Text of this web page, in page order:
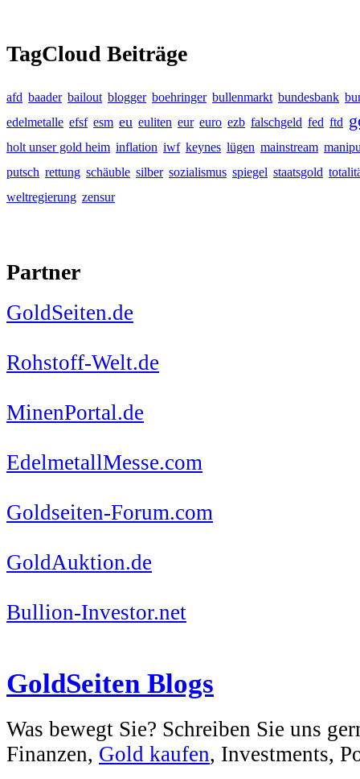
TagCloud Beiträge
afd baader bailout blogger boehringer bullenmarkt bundesbank
edelmetalle efsf esm eu euliten eur euro ezb falschgeld fed ftd
holt unser gold heim inflation iwf keynes lügen mainstream
putsch rettung schäuble silber sozialismus spiegel staatsgold
weltregierung zensur
Partner
GoldSeiten.de
Rohstoff-Welt.de
MinenPortal.de
EdelmetallMesse.com
Goldseiten-Forum.com
GoldAuktion.de
Bullion-Investor.net
GoldSeiten Blogs
Was bewegt Sie? Schreiben Sie uns
Finanzen, Gold kaufen, Investments,